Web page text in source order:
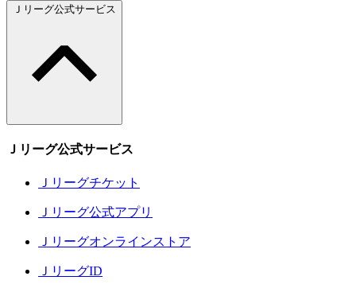
Ｊリーグ公式サービス
Ｊリーグ公式サービス
Ｊリーグチケット
Ｊリーグ公式アプリ
Ｊリーグオンラインストア
ＪリーグID